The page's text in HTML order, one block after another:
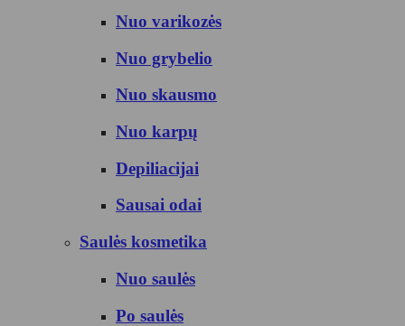
Nuo varikozės
Nuo grybelio
Nuo skausmo
Nuo karpų
Depiliacijai
Sausai odai
Saulės kosmetika
Nuo saulės
Po saulės